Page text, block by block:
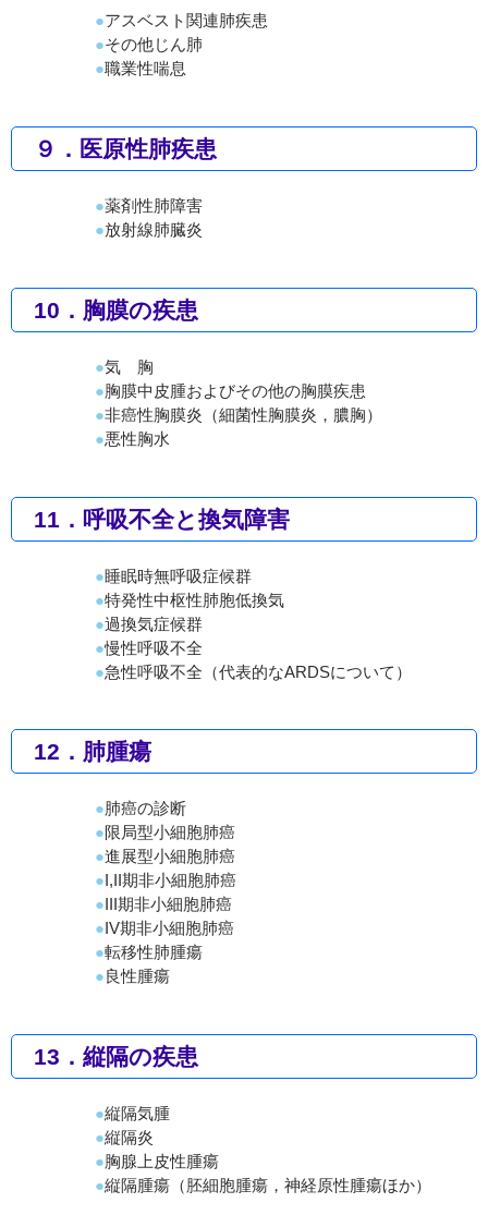
アスベスト関連肺疾患
その他じん肺
職業性喘息
９．医原性肺疾患
薬剤性肺障害
放射線肺臓炎
10．胸膜の疾患
気 胸
胸膜中皮腫およびその他の胸膜疾患
非癌性胸膜炎（細菌性胸膜炎，膿胸）
悪性胸水
11．呼吸不全と換気障害
睡眠時無呼吸症候群
特発性中枢性肺胞低換気
過換気症候群
慢性呼吸不全
急性呼吸不全（代表的なARDSについて）
12．肺腫瘍
肺癌の診断
限局型小細胞肺癌
進展型小細胞肺癌
I,II期非小細胞肺癌
III期非小細胞肺癌
IV期非小細胞肺癌
転移性肺腫瘍
良性腫瘍
13．縦隔の疾患
縦隔気腫
縦隔炎
胸腺上皮性腫瘍
縦隔腫瘍（胚細胞腫瘍，神経原性腫瘍ほか）